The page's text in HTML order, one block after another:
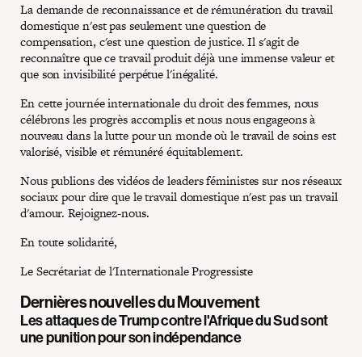
La demande de reconnaissance et de rémunération du travail
domestique n'est pas seulement une question de
compensation, c'est une question de justice. Il s'agit de
reconnaître que ce travail produit déjà une immense valeur et
que son invisibilité perpétue l'inégalité.
En cette journée internationale du droit des femmes, nous
célébrons les progrès accomplis et nous nous engageons à
nouveau dans la lutte pour un monde où le travail de soins est
valorisé, visible et rémunéré équitablement.
Nous publions des vidéos de leaders féministes sur nos réseaux
sociaux pour dire que le travail domestique n'est pas un travail
d'amour. Rejoignez-nous.
En toute solidarité,
Le Secrétariat de l'Internationale Progressiste
Dernières nouvelles du Mouvement
Les attaques de Trump contre l'Afrique du Sud sont
une punition pour son indépendance